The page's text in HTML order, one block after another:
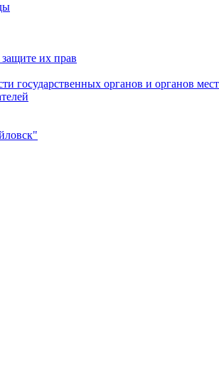
их прав
государственных органов и органов